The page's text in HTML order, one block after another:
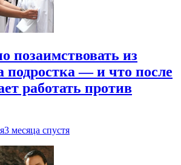
позаимствовать из
подростка — и что после
работать против
3 месяца спустя